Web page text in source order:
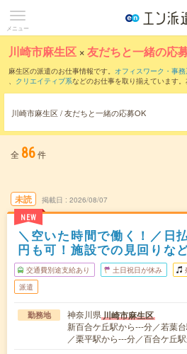
メニュー
川崎市麻生区 ×友だちと一緒の応
麻生区の派遣のお仕事情報です。 オフィスワーク・事
、 クリエイティブ系などのお仕事を取り揃えています
川崎市麻生区 / 友だちと一緒の応募OK
全 86件
未読
NEW
掲載日 2026/08/07
＼空いた時間で働く！／日
円も可！施設での見回りな
交通費別途支給あり 土日祝日が休み
派遣
勤務地 神奈川県川崎市麻生区
新百合ケ丘駅から---分／若葉
／栗平駅から---分／百合ケ丘